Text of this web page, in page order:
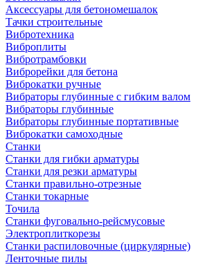
Аксессуары для бетономешалок
Тачки строительные
Вибротехника
Виброплиты
Вибротрамбовки
Виброрейки для бетона
Виброкатки ручные
Вибраторы глубинные с гибким валом
Вибраторы глубинные
Вибраторы глубинные портативные
Виброкатки самоходные
Станки
Станки для гибки арматуры
Станки для резки арматуры
Станки правильно-отрезные
Станки токарные
Точила
Станки фуговально-рейсмусовые
Электроплиткорезы
Станки распиловочные (циркулярные)
Ленточные пилы